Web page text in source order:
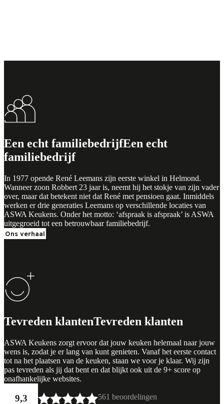
Een echt familiebedrijfEen echt
familiebedrijf
In 1977 opende René Leemans zijn eerste winkel in Helmond.
Wanneer zoon Robbert 23 jaar is, neemt hij het stokje van zijn vader
over, maar dat betekent niet dat René met pensioen gaat. Inmiddels
werken er drie generaties Leemans op verschillende locaties van
ASWA Keukens. Onder het motto: ‘afspraak is afspraak’ is ASWA
uitgegroeid tot een betrouwbaar familiebedrijf.
Ons verhaal
Tevreden klantenTevreden klanten
ASWA Keukens zorgt ervoor dat jouw keuken helemaal naar jouw
wens is, zodat je er lang van kunt genieten. Vanaf het eerste contact
tot na het plaatsen van de keuken, staan we voor je klaar. Wij zijn
pas tevreden als jij dat bent en dat blijkt ook uit de 9+ score op
onafhankelijke websites.
9,3 561 beoordelingen